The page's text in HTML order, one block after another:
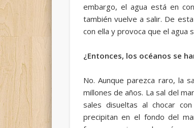
embargo, el agua está en
también vuelve a salir. De
con ella y provoca que el agua
¿Entonces, los océanos se
No. Aunque parezca raro, la
millones de años. La sal del
sales disueltas al chocar
precipitan en el fondo del